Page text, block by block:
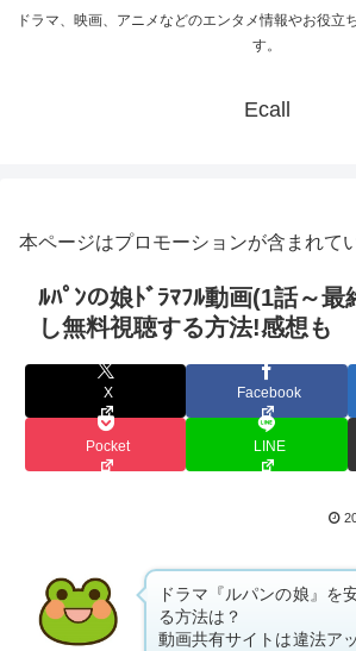
ドラマ、映画、アニメなどのエンタメ情報やお役立
す。
Ecall
本ページはプロモーションが含まれて
ﾙﾊﾟﾝの娘ﾄﾞﾗﾏﾌﾙ動画(1話～
し無料視聴する方法!感想も
X Facebook
Pocket LINE
ドラマ『ルパンの娘』を
る方法は？
動画共有サイトは違法ア